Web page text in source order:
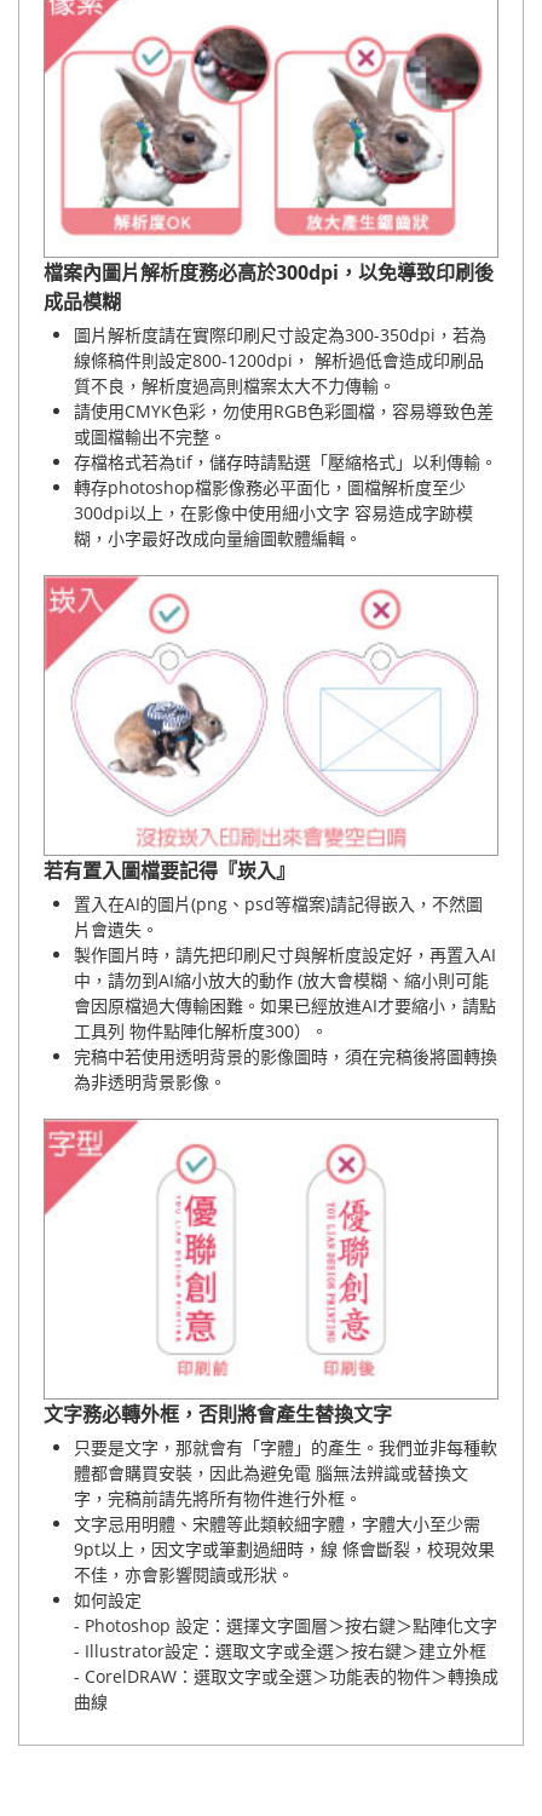
檔案內圖片解析度務必高於300dpi，以免導致印刷後
成品模糊
圖片解析度請在實際印刷尺寸設定為300-350dpi，若為
線條稿件則設定800-1200dpi， 解析過低會造成印刷品
質不良，解析度過高則檔案太大不力傳輸。
請使用CMYK色彩，勿使用RGB色彩圖檔，容易導致色差
或圖檔輸出不完整。
存檔格式若為tif，儲存時請點選「壓縮格式」以利傳輸。
轉存photoshop檔影像務必平面化，圖檔解析度至少
300dpi以上，在影像中使用細小文字 容易造成字跡模
糊，小字最好改成向量繪圖軟體編輯。
若有置入圖檔要記得『崁入』
置入在AI的圖片(png、psd等檔案)請記得嵌入，不然圖
片會遺失。
製作圖片時，請先把印刷尺寸與解析度設定好，再置入AI
中，請勿到AI縮小放大的動作 (放大會模糊、縮小則可能
會因原檔過大傳輸困難。如果已經放進AI才要縮小，請點
工具列 物件點陣化解析度300）。
完稿中若使用透明背景的影像圖時，須在完稿後將圖轉換
為非透明背景影像。
文字務必轉外框，否則將會產生替換文字
只要是文字，那就會有「字體」的產生。我們並非每種軟
體都會購買安裝，因此為避免電 腦無法辨識或替換文
字，完稿前請先將所有物件進行外框。
文字忌用明體、宋體等此類較細字體，字體大小至少需
9pt以上，因文字或筆劃過細時，線 條會斷裂，校現效果
不佳，亦會影響閱讀或形狀。
如何設定
- Photoshop 設定：選擇文字圖層＞按右鍵＞點陣化文字
- Illustrator設定：選取文字或全選＞按右鍵＞建立外框
- CorelDRAW：選取文字或全選＞功能表的物件＞轉換成
曲線